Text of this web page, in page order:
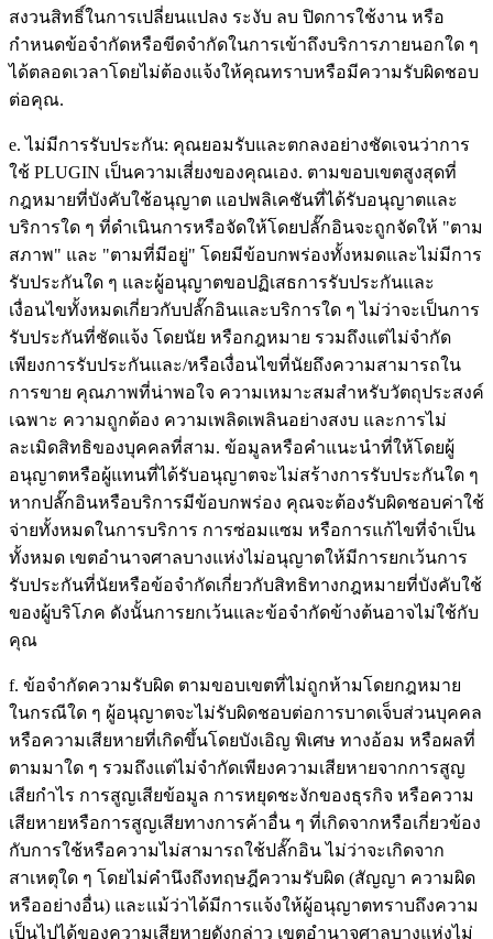
สงวนสิทธิ์ในการเปลี่ยนแปลง ระงับ ลบ ปิดการใช้งาน หรือ
กำหนดข้อจำกัดหรือขีดจำกัดในการเข้าถึงบริการภายนอกใด ๆ
ได้ตลอดเวลาโดยไม่ต้องแจ้งให้คุณทราบหรือมีความรับผิดชอบ
ต่อคุณ.
e. ไม่มีการรับประกัน: คุณยอมรับและตกลงอย่างชัดเจนว่าการ
ใช้ PLUGIN เป็นความเสี่ยงของคุณเอง. ตามขอบเขตสูงสุดที่
กฎหมายที่บังคับใช้อนุญาต แอปพลิเคชันที่ได้รับอนุญาตและ
บริการใด ๆ ที่ดำเนินการหรือจัดให้โดยปลั๊กอินจะถูกจัดให้ "ตาม
สภาพ" และ "ตามที่มีอยู่" โดยมีข้อบกพร่องทั้งหมดและไม่มีการ
รับประกันใด ๆ และผู้อนุญาตขอปฏิเสธการรับประกันและ
เงื่อนไขทั้งหมดเกี่ยวกับปลั๊กอินและบริการใด ๆ ไม่ว่าจะเป็นการ
รับประกันที่ชัดแจ้ง โดยนัย หรือกฎหมาย รวมถึงแต่ไม่จำกัด
เพียงการรับประกันและ/หรือเงื่อนไขที่นัยถึงความสามารถใน
การขาย คุณภาพที่น่าพอใจ ความเหมาะสมสำหรับวัตถุประสงค์
เฉพาะ ความถูกต้อง ความเพลิดเพลินอย่างสงบ และการไม่
ละเมิดสิทธิของบุคคลที่สาม. ข้อมูลหรือคำแนะนำที่ให้โดยผู้
อนุญาตหรือผู้แทนที่ได้รับอนุญาตจะไม่สร้างการรับประกันใด ๆ
หากปลั๊กอินหรือบริการมีข้อบกพร่อง คุณจะต้องรับผิดชอบค่าใช้
จ่ายทั้งหมดในการบริการ การซ่อมแซม หรือการแก้ไขที่จำเป็น
ทั้งหมด เขตอำนาจศาลบางแห่งไม่อนุญาตให้มีการยกเว้นการ
รับประกันที่นัยหรือข้อจำกัดเกี่ยวกับสิทธิทางกฎหมายที่บังคับใช้
ของผู้บริโภค ดังนั้นการยกเว้นและข้อจำกัดข้างต้นอาจไม่ใช้กับ
คุณ
f. ข้อจำกัดความรับผิด ตามขอบเขตที่ไม่ถูกห้ามโดยกฎหมาย
ในกรณีใด ๆ ผู้อนุญาตจะไม่รับผิดชอบต่อการบาดเจ็บส่วนบุคคล
หรือความเสียหายที่เกิดขึ้นโดยบังเอิญ พิเศษ ทางอ้อม หรือผลที่
ตามมาใด ๆ รวมถึงแต่ไม่จำกัดเพียงความเสียหายจากการสูญ
เสียกำไร การสูญเสียข้อมูล การหยุดชะงักของธุรกิจ หรือความ
เสียหายหรือการสูญเสียทางการค้าอื่น ๆ ที่เกิดจากหรือเกี่ยวข้อง
กับการใช้หรือความไม่สามารถใช้ปลั๊กอิน ไม่ว่าจะเกิดจาก
สาเหตุใด ๆ โดยไม่คำนึงถึงทฤษฎีความรับผิด (สัญญา ความผิด
หรืออย่างอื่น) และแม้ว่าได้มีการแจ้งให้ผู้อนุญาตทราบถึงความ
เป็นไปได้ของความเสียหายดังกล่าว เขตอำนาจศาลบางแห่งไม่